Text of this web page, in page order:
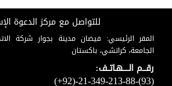
للتواصل مع مركز الدعوة
المقر الرئيسي: فيضان مدينة بجوار شركة
الجامعة، كراتشي، باكستان
رقـــم الـــــهـاتــف:
(+92)-21-349-213-88-(93)